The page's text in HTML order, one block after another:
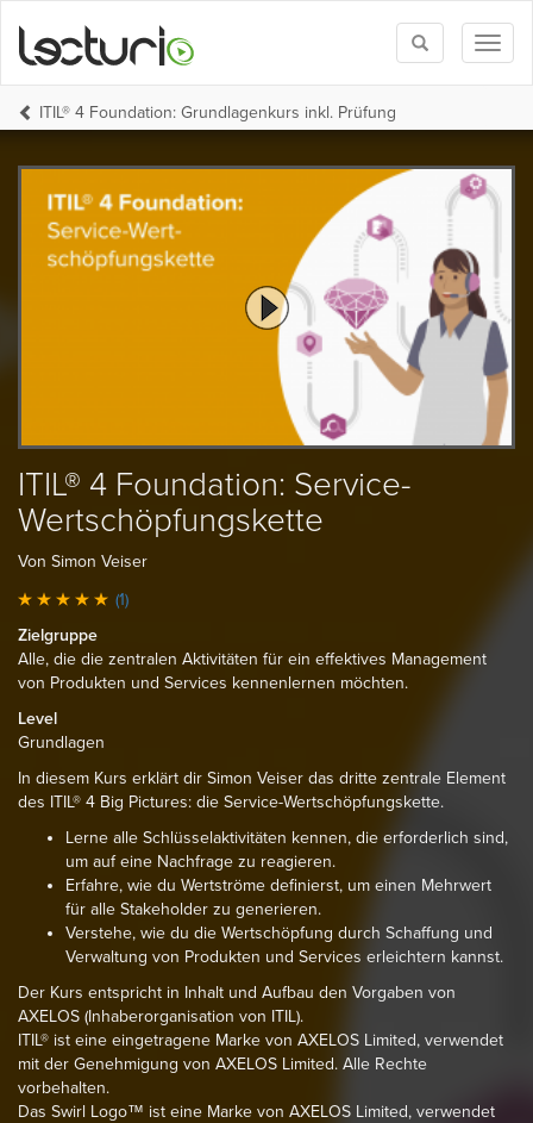
Toggle
search
ITIL® 4 Foundation: Grundlagenkurs inkl. Prüfung
ITIL® 4 Foundation: Service-
Wertschöpfungskette
Von Simon Veiser
(1)
Zielgruppe
Alle, die die zentralen Aktivitäten für ein effektives Management
von Produkten und Services kennenlernen möchten.
Level
Grundlagen
In diesem Kurs erklärt dir Simon Veiser das dritte zentrale Element
des ITIL® 4 Big Pictures: die Service-Wertschöpfungskette.
Lerne alle Schlüsselaktivitäten kennen, die erforderlich sind,
um auf eine Nachfrage zu reagieren.
Erfahre, wie du Wertströme definierst, um einen Mehrwert
für alle Stakeholder zu generieren.
Verstehe, wie du die Wertschöpfung durch Schaffung und
Verwaltung von Produkten und Services erleichtern kannst.
Der Kurs entspricht in Inhalt und Aufbau den Vorgaben von
AXELOS (Inhaberorganisation von ITIL).
ITIL® ist eine eingetragene Marke von AXELOS Limited, verwendet
mit der Genehmigung von AXELOS Limited. Alle Rechte
vorbehalten.
Das Swirl Logo™ ist eine Marke von AXELOS Limited, verwendet